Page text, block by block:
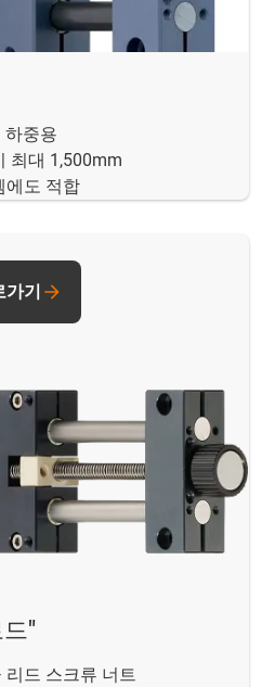
하중용
최대 1,500mm
에도 적합
"
리드 스크류 너트
가기